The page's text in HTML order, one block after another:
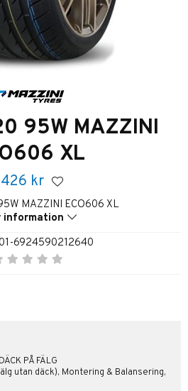
95W MAZZINI
XL
kr
MAZZINI ECO606 XL
information
6924590212640
PÅ FÄLG
utan däck), Montering & Balansering,